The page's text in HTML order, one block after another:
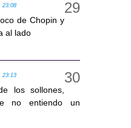
23:08
de Chopin y
al lado
23:13
los sollones,
no entiendo un